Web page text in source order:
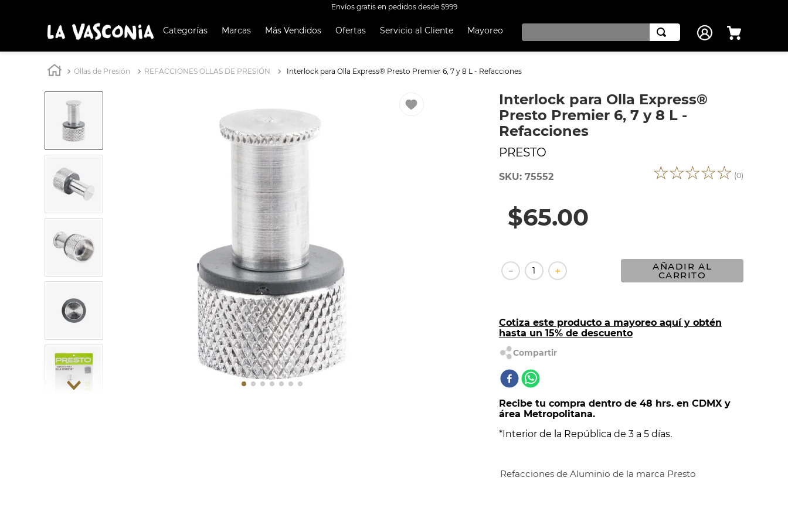
Envíos gratis en pedidos desde $999
Categorías Marcas Más Vendidos Ofertas Servicio al Cliente Mayoreo
Ollas de Presión REFACCIONES OLLAS DE PRESIÓN Interlock para Olla Express® Presto Premier 6, 7 y 8 L - Refacciones
Interlock para Olla Express®
Presto Premier 6, 7 y 8 L -
Refacciones
PRESTO
SKU: 75552 ☆☆☆☆☆ (0)
$65.00
＋
－ AÑADIR AL
CARRITO
Cotiza este producto a mayoreo aquí y obtén
hasta un 15% de descuento
Recibe tu compra dentro de 48 hrs. en CDMX y
área Metropolitana.
*Interior de la República de 3 a 5 días.
Refacciones de Aluminio de la marca Presto
TÉRMINOS MÁS
4. INDUCCIÓN
ARROCERA
SARTEN
VAPORERAS
BATERÍA
9. ACERO INOXIDABLE
10. COMAL